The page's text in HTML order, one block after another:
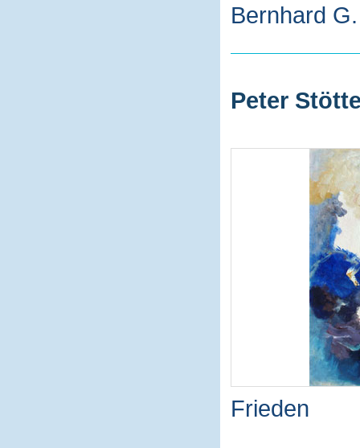
Bernhard
Peter
Frieden